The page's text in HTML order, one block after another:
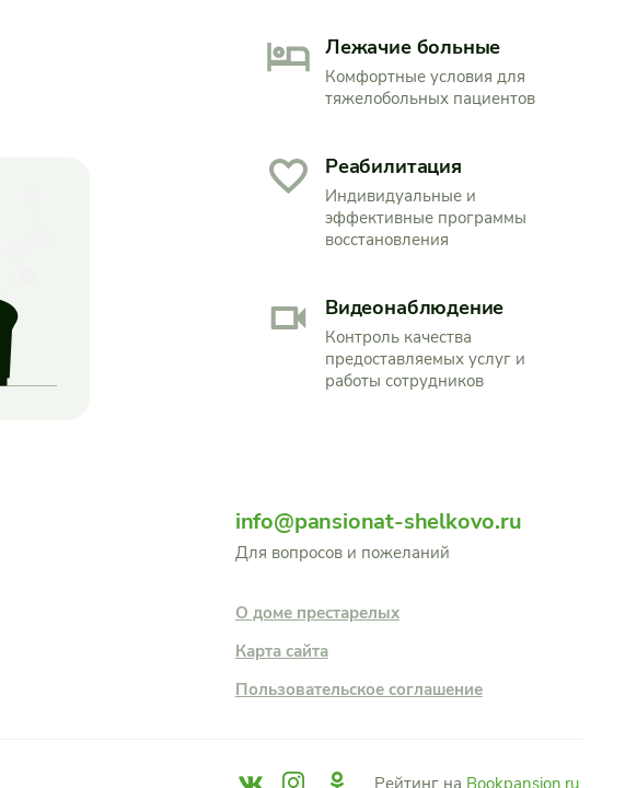
Лежачие больные
Комфортные условия для
тяжелобольных пациентов
Реабилитация
Индивидуальные и
эффективные программы
восстановления
Видеонаблюдение
Контроль качества
предоставляемых услуг и
работы сотрудников
info@pansionat-shelkovo.ru
Для вопросов и пожеланий
О доме престарелых
Карта сайта
Пользовательское соглашение